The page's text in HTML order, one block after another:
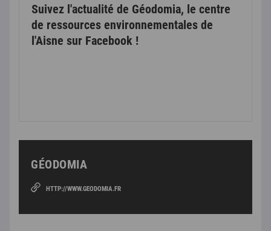
Suivez l'actualité de Géodomia, le centre
de ressources environnementales de
l'Aisne sur Facebook !
GÉODOMIA
HTTP://WWW.GEODOMIA.FR